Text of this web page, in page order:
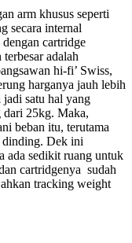
arm khusus seperti
secara internal
cartridge
adalah
hi-fi’ Swiss,
harganya jauh lebih
satu hal yang
dari 25kg. Maka,
beban itu, terutama
dinding. Dek ini
ada sedikit ruang untuk
cartridgenya sudah
tracking weight